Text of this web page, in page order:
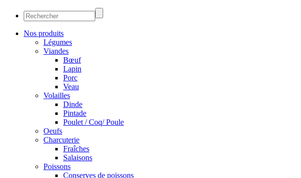
Nos produits
Légumes
Viandes
Bœuf
Lapin
Porc
Veau
Volailles
Dinde
Pintade
Poulet / Coq/ Poule
Oeufs
Charcuterie
Fraîches
Salaisons
Poissons
Conserves de poissons